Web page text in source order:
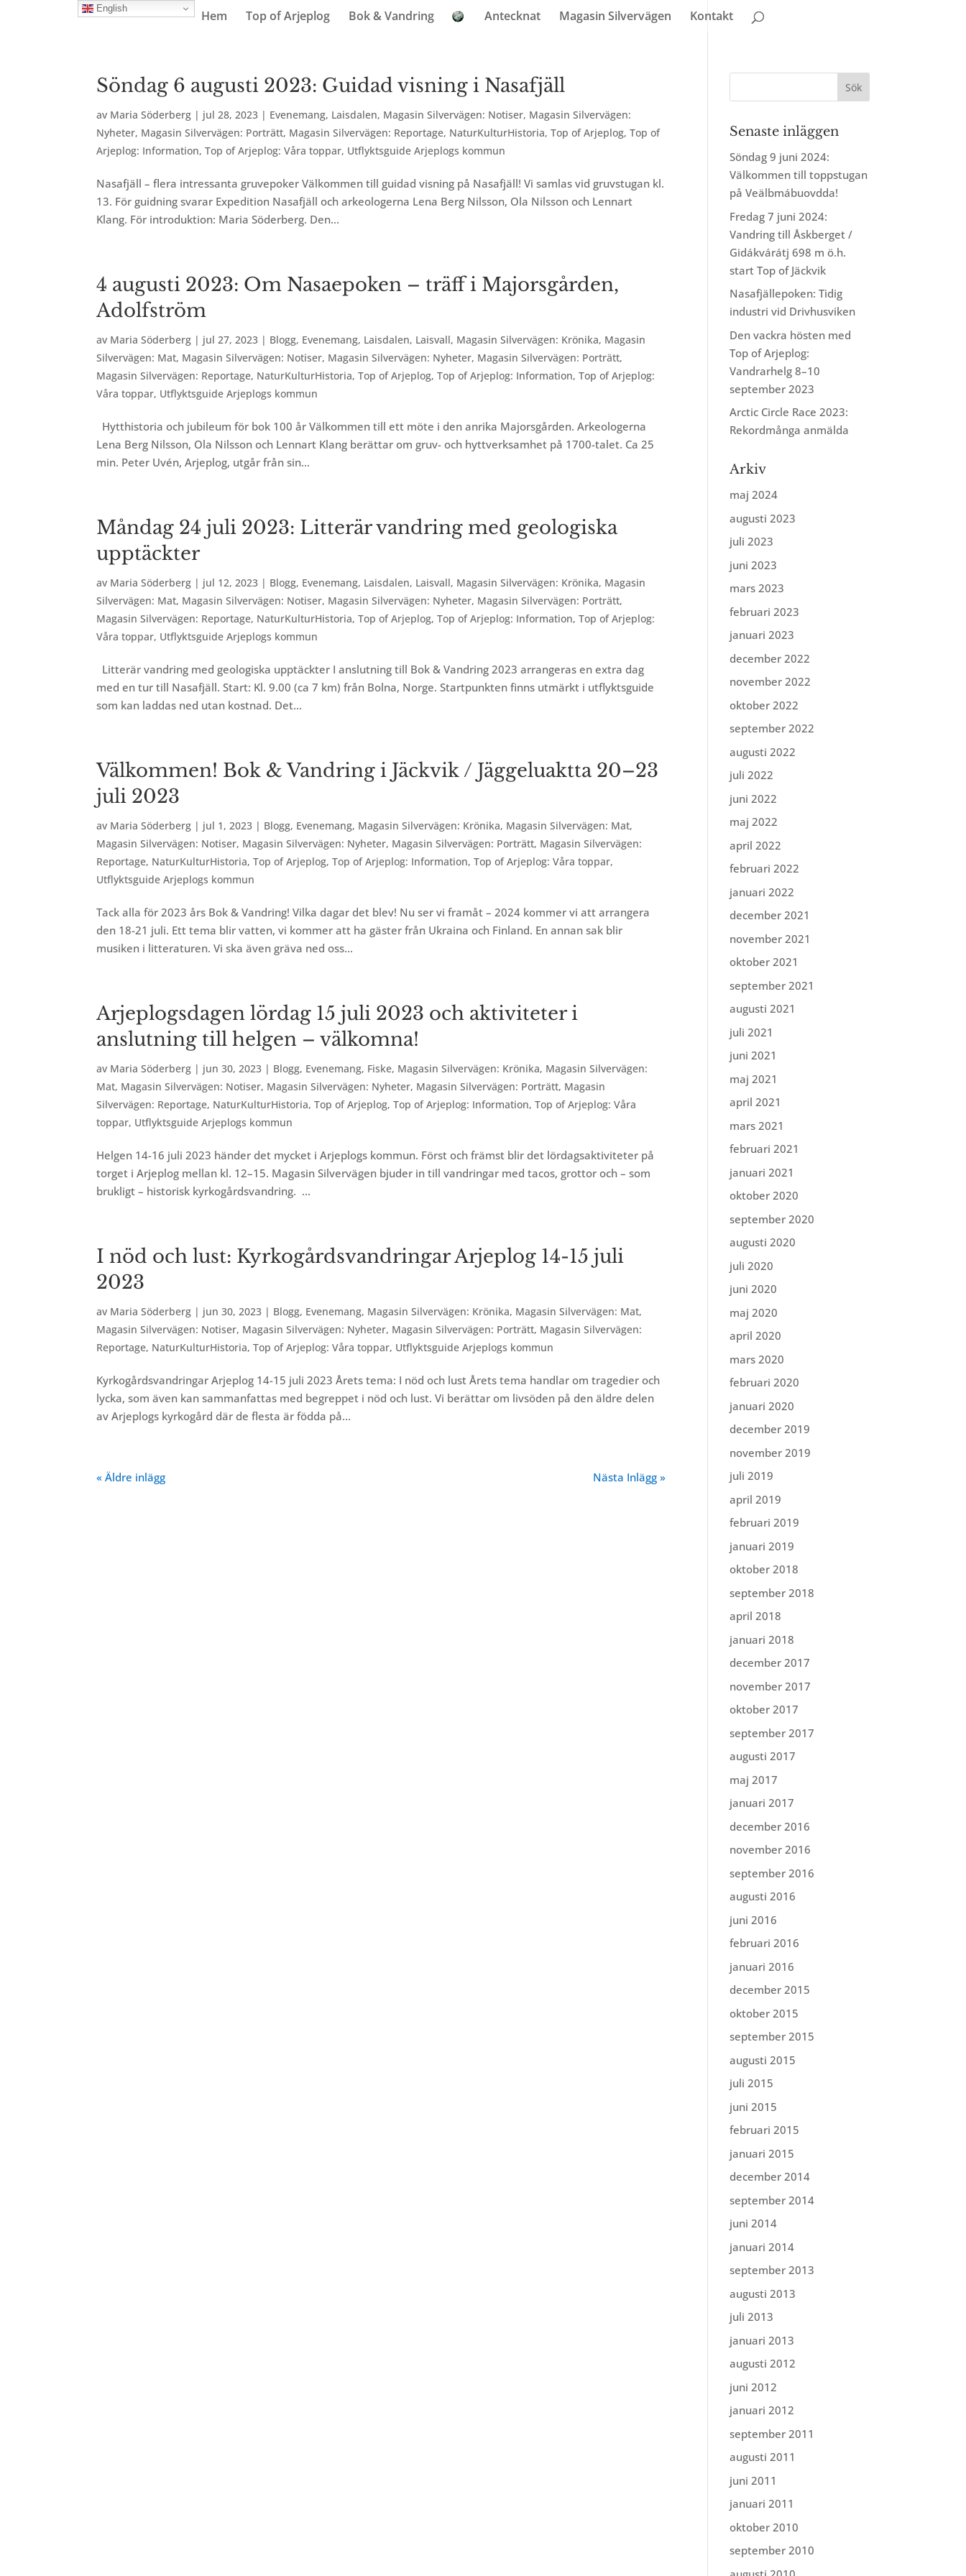
Hem Top of Arjeplog Bok & Vandring Antecknat Magasin Silvervägen Kontakt
Söndag 6 augusti 2023: Guidad visning i Nasafjäll
av Maria Söderberg | jul 28, 2023 | Evenemang, Laisdalen, Magasin Silvervägen: Notiser, Magasin Silvervägen:
Nyheter, Magasin Silvervägen: Porträtt, Magasin Silvervägen: Reportage, NaturKulturHistoria,Top of Arjeplog,Top of
Arjeplog: Information,Top of Arjeplog: Våra toppar, Utflyktsguide Arjeplogs kommun
Nasafjäll – flera intressanta gruvepoker Välkommen till guidad visning på Nasafjäll! Vi samlas vid gruvstugan kl.
13. För guidning svarar Expedition Nasafjäll och arkeologerna Lena Berg Nilsson, Ola Nilsson och Lennart
Klang. För introduktion: Maria Söderberg. Den...
4 augusti 2023: Om Nasaepoken – träff i Majorsgården,
Adolfström
av Maria Söderberg | jul 27, 2023 | Blogg, Evenemang, Laisdalen, Laisvall, Magasin Silvervägen: Krönika, Magasin
Silvervägen: Mat, Magasin Silvervägen: Notiser, Magasin Silvervägen: Nyheter, Magasin Silvervägen: Porträtt,
Magasin Silvervägen: Reportage, NaturKulturHistoria,Top of Arjeplog,Top of Arjeplog: Information,Top of Arjeplog:
Våra toppar, Utflyktsguide Arjeplogs kommun
Hytthistoria och jubileum för bok 100 år Välkommen till ett möte i den anrika Majorsgården. Arkeologerna
Lena Berg Nilsson, Ola Nilsson och Lennart Klang berättar om gruv- och hyttverksamhet på 1700-talet. Ca 25
min. Peter Uvén, Arjeplog, utgår från sin...
Måndag 24 juli 2023: Litterär vandring med geologiska
upptäckter
av Maria Söderberg | jul 12, 2023 | Blogg, Evenemang, Laisdalen, Laisvall, Magasin Silvervägen: Krönika, Magasin
Silvervägen: Mat, Magasin Silvervägen: Notiser, Magasin Silvervägen: Nyheter, Magasin Silvervägen: Porträtt,
Magasin Silvervägen: Reportage, NaturKulturHistoria,Top of Arjeplog,Top of Arjeplog: Information,Top of Arjeplog:
Våra toppar, Utflyktsguide Arjeplogs kommun
Litterär vandring med geologiska upptäckter I anslutning till Bok & Vandring 2023 arrangeras en extra dag
med en tur till Nasafjäll. Start: Kl. 9.00 (ca 7 km) från Bolna, Norge. Startpunkten finns utmärkt i utflyktsguide
som kan laddas ned utan kostnad. Det...
Välkommen! Bok & Vandring i Jäckvik / Jäggeluaktta 20–23
juli 2023
av Maria Söderberg | jul 1, 2023 | Blogg, Evenemang, Magasin Silvervägen: Krönika, Magasin Silvervägen: Mat,
Magasin Silvervägen: Notiser, Magasin Silvervägen: Nyheter, Magasin Silvervägen: Porträtt, Magasin Silvervägen:
Reportage, NaturKulturHistoria,Top of Arjeplog,Top of Arjeplog: Information,Top of Arjeplog: Våra toppar,
Utflyktsguide Arjeplogs kommun
Tack alla för 2023 års Bok & Vandring! Vilka dagar det blev! Nu ser vi framåt – 2024 kommer vi att arrangera
den 18-21 juli. Ett tema blir vatten, vi kommer att ha gäster från Ukraina och Finland. En annan sak blir
musiken i litteraturen. Vi ska även gräva ned oss...
Arjeplogsdagen lördag 15 juli 2023 och aktiviteter i
anslutning till helgen – välkomna!
av Maria Söderberg | jun 30, 2023 | Blogg, Evenemang, Fiske, Magasin Silvervägen: Krönika, Magasin Silvervägen:
Mat, Magasin Silvervägen: Notiser, Magasin Silvervägen: Nyheter, Magasin Silvervägen: Porträtt, Magasin
Silvervägen: Reportage, NaturKulturHistoria,Top of Arjeplog,Top of Arjeplog: Information,Top of Arjeplog: Våra
toppar, Utflyktsguide Arjeplogs kommun
Helgen 14-16 juli 2023 händer det mycket i Arjeplogs kommun. Först och främst blir det lördagsaktiviteter på
torget i Arjeplog mellan kl. 12–15. Magasin Silvervägen bjuder in till vandringar med tacos, grottor och – som
brukligt – historisk kyrkogårdsvandring. ...
I nöd och lust: Kyrkogårdsvandringar Arjeplog 14-15 juli
2023
av Maria Söderberg | jun 30, 2023 | Blogg, Evenemang, Magasin Silvervägen: Krönika, Magasin Silvervägen: Mat,
Magasin Silvervägen: Notiser, Magasin Silvervägen: Nyheter, Magasin Silvervägen: Porträtt, Magasin Silvervägen:
Reportage, NaturKulturHistoria,Top of Arjeplog: Våra toppar, Utflyktsguide Arjeplogs kommun
Kyrkogårdsvandringar Arjeplog 14-15 juli 2023 Årets tema: I nöd och lust Årets tema handlar om tragedier och
lycka, som även kan sammanfattas med begreppet i nöd och lust. Vi berättar om livsöden på den äldre delen
av Arjeplogs kyrkogård där de flesta är födda på...
« Äldre inlägg Nästa Inlägg »
Senaste inläggen
Söndag 9 juni 2024:
Välkommen till toppstugan
på Veälbmábuovdda!
Fredag 7 juni 2024:
Vandring till Åskberget /
Gidákvárátj 698 m ö.h.
start Top of Jäckvik
Nasafjällepoken: Tidig
industri vid Drivhusviken
Den vackra hösten med
Top of Arjeplog:
Vandrarhelg 8–10
september 2023
Arctic Circle Race 2023:
Rekordmånga anmälda
Arkiv
maj 2024
augusti 2023
juli 2023
juni 2023
mars 2023
februari 2023
januari 2023
december 2022
november 2022
oktober 2022
september 2022
augusti 2022
juli 2022
juni 2022
maj 2022
april 2022
februari 2022
januari 2022
december 2021
november 2021
oktober 2021
september 2021
augusti 2021
juli 2021
juni 2021
maj 2021
april 2021
mars 2021
februari 2021
januari 2021
oktober 2020
september 2020
augusti 2020
juli 2020
juni 2020
maj 2020
april 2020
mars 2020
februari 2020
januari 2020
december 2019
november 2019
juli 2019
april 2019
februari 2019
januari 2019
oktober 2018
september 2018
april 2018
januari 2018
december 2017
november 2017
oktober 2017
september 2017
augusti 2017
maj 2017
januari 2017
december 2016
november 2016
september 2016
augusti 2016
juni 2016
februari 2016
januari 2016
december 2015
oktober 2015
september 2015
augusti 2015
juli 2015
juni 2015
februari 2015
januari 2015
december 2014
september 2014
juni 2014
januari 2014
september 2013
augusti 2013
juli 2013
januari 2013
augusti 2012
juni 2012
januari 2012
september 2011
augusti 2011
juni 2011
januari 2011
oktober 2010
september 2010
English